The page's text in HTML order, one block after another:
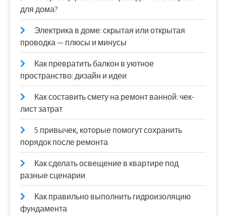
для дома?
Электрика в доме: скрытая или открытая
проводка — плюсы и минусы
Как превратить балкон в уютное
пространство: дизайн и идеи
Как составить смету на ремонт ванной: чек-
лист затрат
5 привычек, которые помогут сохранить
порядок после ремонта
Как сделать освещение в квартире под
разные сценарии
Как правильно выполнить гидроизоляцию
фундамента